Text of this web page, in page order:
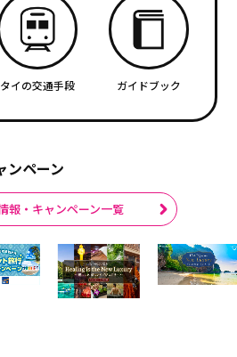
タイの交通手段 ガイドブック
ンペーン
報・キャンペーン一覧